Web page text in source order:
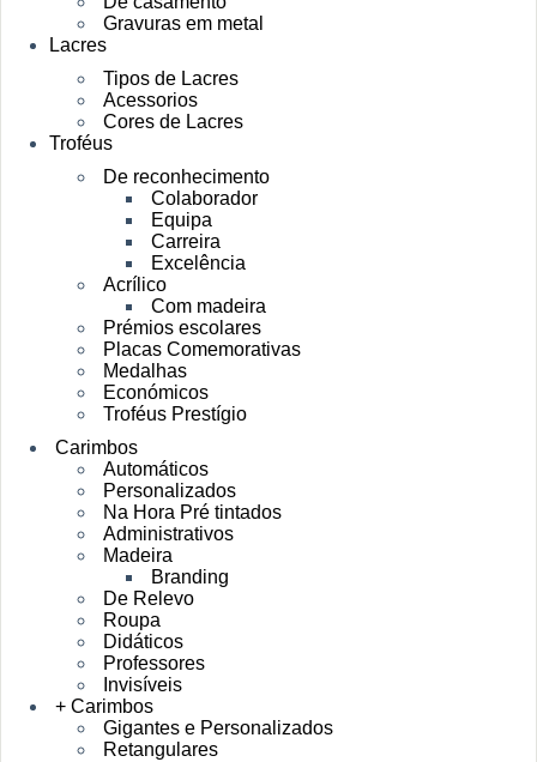
Gravuras em metal
Lacres
Tipos de Lacres
Acessorios
Cores de Lacres
Troféus
De reconhecimento
Colaborador
Equipa
Carreira
Excelência
Acrílico
Com madeira
Prémios escolares
Placas Comemorativas
Medalhas
Económicos
Troféus Prestígio
Carimbos
Automáticos
Personalizados
Na Hora Pré tintados
Administrativos
Madeira
Branding
De Relevo
Roupa
Didáticos
Professores
Invisíveis
+ Carimbos
Gigantes e Personalizados
Retangulares